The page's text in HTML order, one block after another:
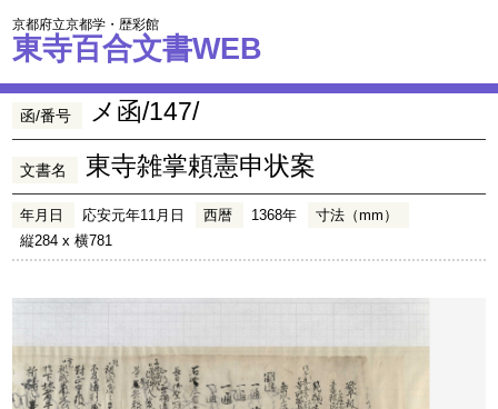
京都府立京都学・歴彩館
東寺百合文書WEB
函/番号 メ函/147/
文書名 東寺雑掌頼憲申状案
年月日 応安元年11月日 西暦 1368年
寸法（mm）
縦284 x 横781